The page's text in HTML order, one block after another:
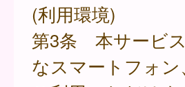
(利用環境)
第3条 本サービ
なスマートフォ